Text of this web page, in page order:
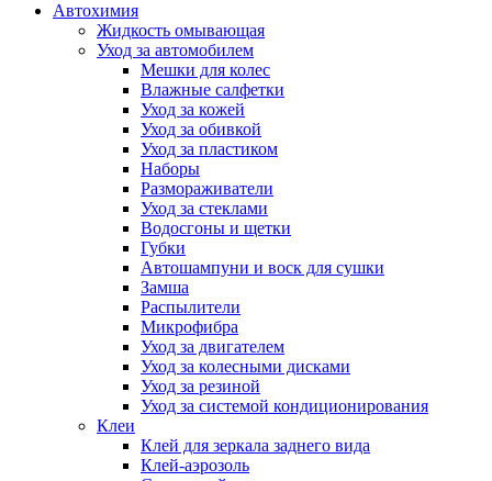
Автохимия
Жидкость омывающая
Уход за автомобилем
Мешки для колес
Влажные салфетки
Уход за кожей
Уход за обивкой
Уход за пластиком
Наборы
Размораживатели
Уход за стеклами
Водосгоны и щетки
Губки
Автошампуни и воск для сушки
Замша
Распылители
Микрофибра
Уход за двигателем
Уход за колесными дисками
Уход за резиной
Уход за системой кондиционирования
Клеи
Клей для зеркала заднего вида
Клей-аэрозоль